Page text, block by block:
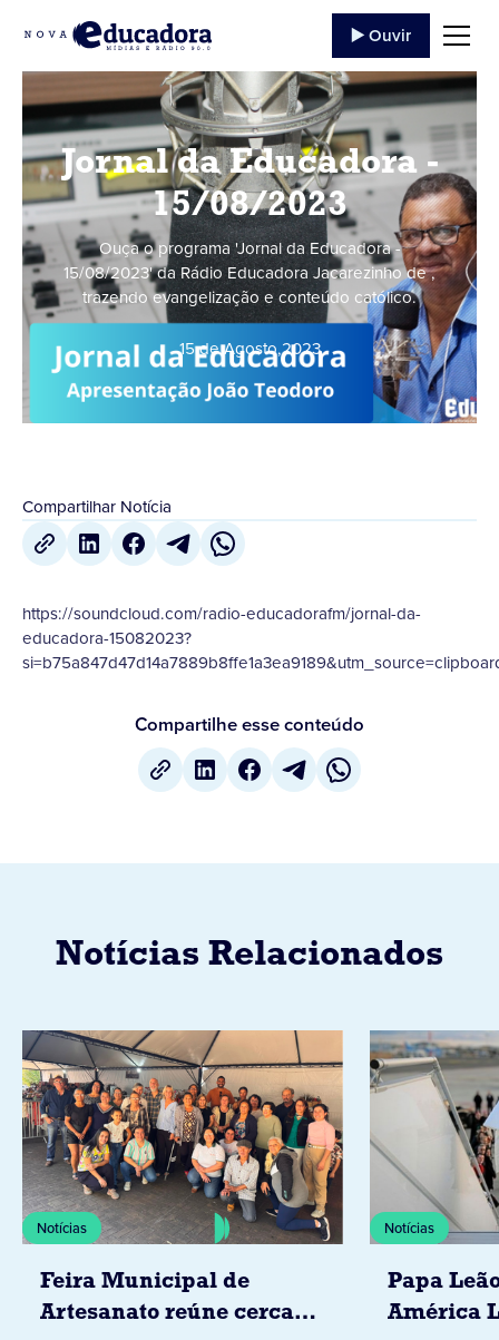
▶️ Ouvir
Jornal da Educadora -
15/08/2023
Ouça o programa 'Jornal da Educadora -
15/08/2023' da Rádio Educadora Jacarezinho de ,
trazendo evangelização e conteúdo católico.
15 de Agosto,2023
Compartilhar Notícia
https://soundcloud.com/radio-educadorafm/jornal-da-
educadora-15082023?
Compartilhe esse conteúdo
Notícias Relacionados
Notícias
Feira Municipal de
Artesanato reúne cerca
Notícias
Papa
América